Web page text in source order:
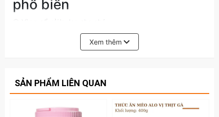
phổ biến
🐶 Vòng cổ da cho chó
🐶 Vòng cổ có chuông / phản quang
🐶 Vòng cổ huấn luyện (tùy mẫu)
📌 Lợi ích khi dùng vòng cổ
cho chó
Xem thêm
SẢN PHẨM LIÊN QUAN